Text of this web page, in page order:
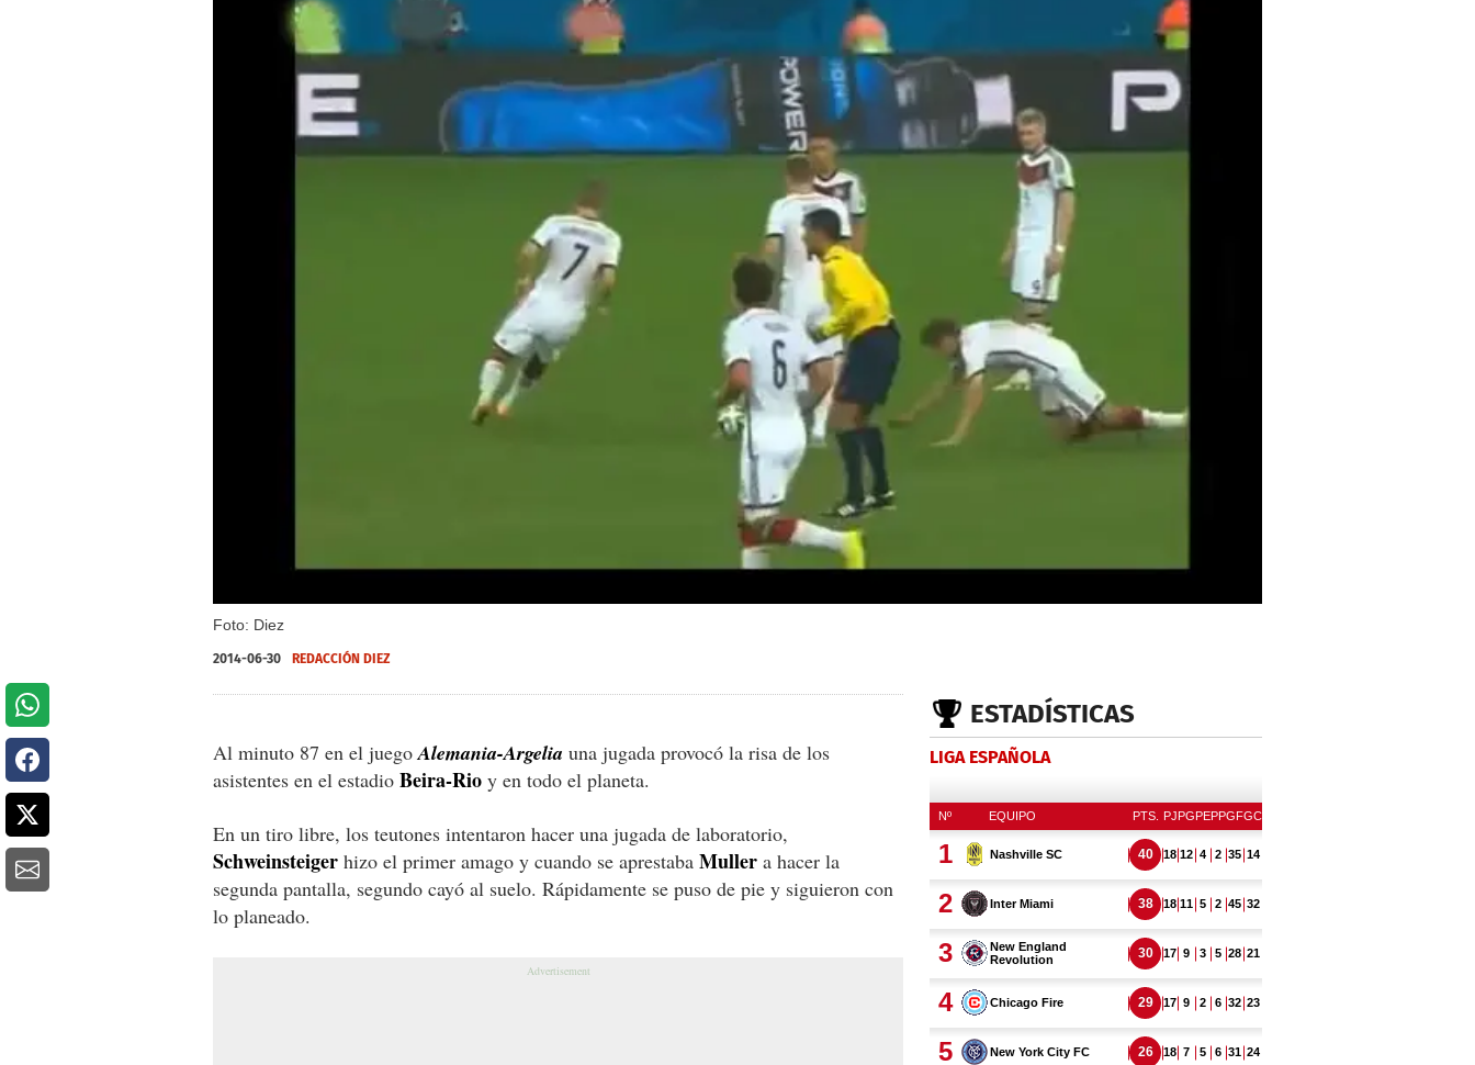
Foto: Diez
2014-06-30 REDACCIÓN DIEZ
Al minuto 87 en el juegoAlemania-Argelia una jugada provocó la risa de los
asistentes en el estadio Beira-Rio y en todo el planeta.
En un tiro libre, los teutones intentaron hacer una jugada de laboratorio,
Schweinsteiger hizo el primer amago y cuando se aprestaba Muller a hacer la
segunda pantalla, segundo cayó al suelo. Rápidamente se puso de pie y siguieron con
lo planeado.
ESTADÍSTICAS
LIGA ESPAÑOLA